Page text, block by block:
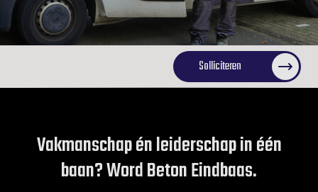
Solliciteren
Vakmanschap én leiderschap in één
baan? Word Beton Eindbaas.